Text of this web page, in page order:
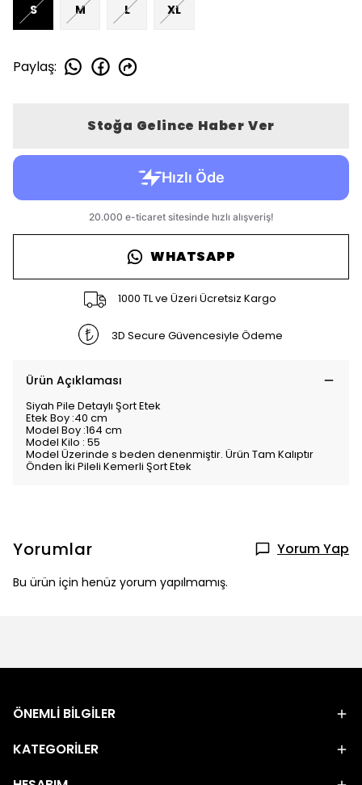
S M L XL
Paylaş:
Stoğa Gelince Haber Ver
WHATSAPP
1000 TL ve Üzeri Ücretsiz Kargo
3D Secure Güvencesiyle Ödeme
Ürün Açıklaması
Siyah Pile Detaylı Şort Etek
Etek Boy :40 cm
Model Boy :164 cm
Model Kilo : 55
Model Üzerinde s beden denenmiştir. Ürün Tam Kalıptır
Önden İki Pileli Kemerli Şort Etek
Yorumlar Yorum Yap
Bu ürün için henüz yorum yapılmamış.
ÖNEMLİ BİLGİLER
KATEGORİLER